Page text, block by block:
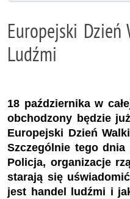
Europejski Dzień
Ludźmi
18 października w
obchodzony będzie
Europejski Dzień
Szczególnie tego
Policja, organizacje
starają się
jest handel ludźmi i